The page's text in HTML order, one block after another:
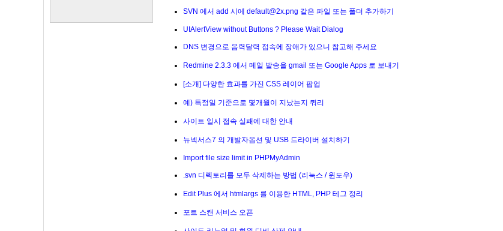
SVN 에서 add 시에 default@2x.png 같은 파일 또는 폴더 추가하기
UIAlertView without Buttons ? Please Wait Dialog
DNS 변경으로 음력달력 접속에 장애가 있으니 참고해 주세요
Redmine 2.3.3 에서 메일 발송을 gmail 또는 Google Apps 로 보내기
[소개] 다양한 효과를 가진 CSS 레이어 팝업
예) 특정일 기준으로 몇개월이 지났는지 쿼리
사이트 일시 접속 실패에 대한 안내
뉴넥서스7 의 개발자옵션 및 USB 드라이버 설치하기
Import file size limit in PHPMyAdmin
.svn 디렉토리를 모두 삭제하는 방법 (리눅스 / 윈도우)
Edit Plus 에서 htmlargs 를 이용한 HTML, PHP 테그 정리
포트 스캔 서비스 오픈